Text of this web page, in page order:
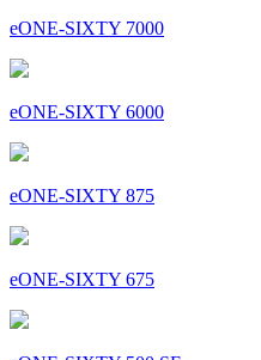
eONE-SIXTY 7000
eONE-SIXTY 6000
eONE-SIXTY 875
eONE-SIXTY 675